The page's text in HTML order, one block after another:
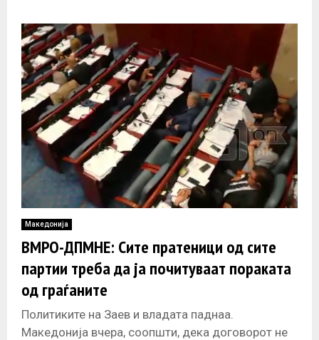
Македонија
ВМРО-ДПМНЕ: Сите пратеници од сите
партии треба да ја почитуваат пораката
од граѓаните
Политиките на Заев и владата паднаа.
Македонија вчера, соопшти, дека договорот не